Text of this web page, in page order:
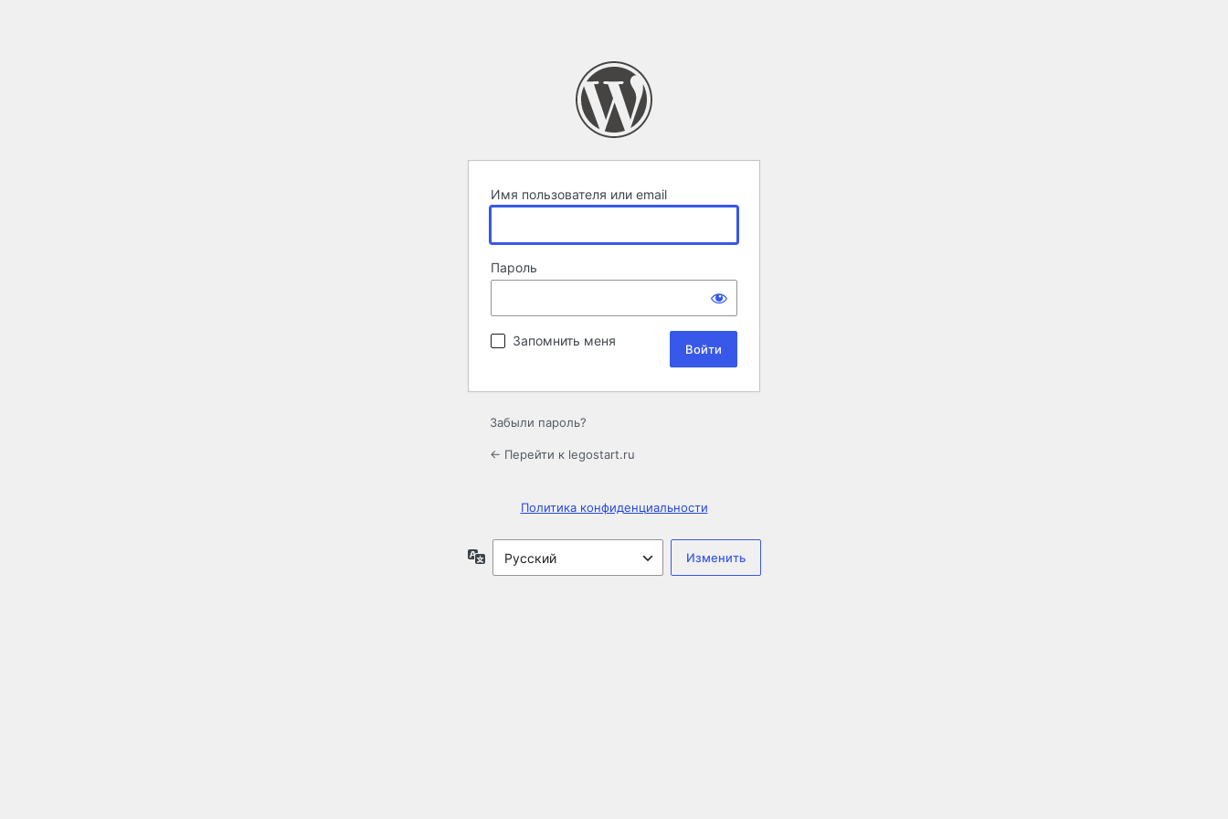
Имя пользователя или email
Пароль
Запомнить меня
Забыли пароль?
← Перейти к legostart.ru
Политика конфиденциальности
Язык